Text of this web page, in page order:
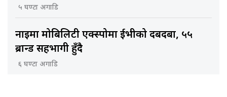
५ घण्टा अगाडि
नाइमा मोबिलिटी एक्स्पोमा ईभीको दबदबा, ५५
ब्रान्ड सहभागी हुँदै
६ घण्टा अगाडि